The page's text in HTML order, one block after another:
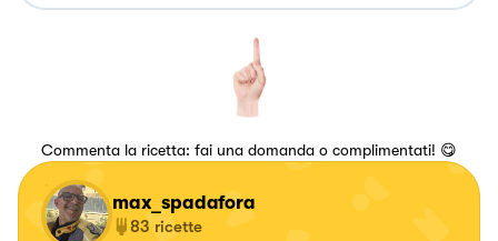
Commenta la ricetta: fai una domanda o complimentati! 😋
max_spadafora
83 ricette